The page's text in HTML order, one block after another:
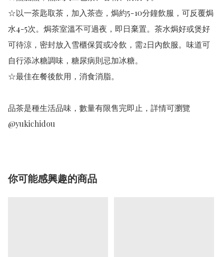
☆以一茶匙取茶，加入茶壺，焗約5-10分鐘飲服，可反覆焗
水4-5次。焗茶室溫不可過夜，即日棄置。茶水焗好或煲好
可待涼，密封放入雪櫃保質或冷飲，需2日內飲服。味道可
自行添冰糖調味，糖尿病則忌加冰糖。
☆最佳在餐後飲用，消食消脂。
品茶是種生活品味，數量有限售完即止，詳情可瀏覽
@yukichidou
你可能感興趣的商品